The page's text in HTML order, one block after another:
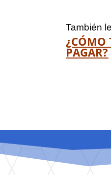
También
¿CÓMO
PAGAR?